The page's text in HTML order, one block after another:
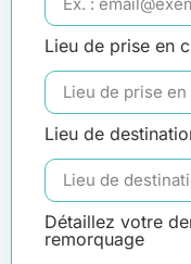
Lieu de prise en
Lieu de
Détaillez votre
remorquage